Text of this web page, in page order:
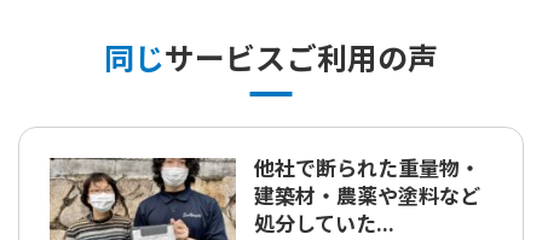
同じサービスご利用の声
他社で断られた重量物・
建築材・農薬や塗料など
処分していた...